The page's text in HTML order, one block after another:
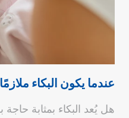
عندما يكون البكاء
هل يُعد البكاء بمثابة